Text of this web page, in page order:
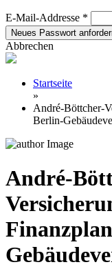
E-Mail-Addresse *
Abbrechen
Startseite
»
André-Böttcher-
Berlin-
André-